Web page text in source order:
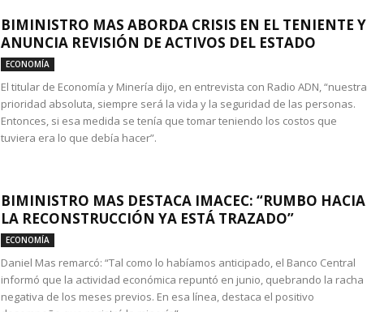
BIMINISTRO MAS ABORDA CRISIS EN EL TENIENTE Y
ANUNCIA REVISIÓN DE ACTIVOS DEL ESTADO
ECONOMÍA
El titular de Economía y Minería dijo, en entrevista con Radio ADN, “nuestra
prioridad absoluta, siempre será la vida y la seguridad de las personas.
Entonces, si esa medida se tenía que tomar teniendo los costos que
tuviera era lo que debía hacer”.
BIMINISTRO MAS DESTACA IMACEC: “RUMBO HACIA
LA RECONSTRUCCIÓN YA ESTÁ TRAZADO”
ECONOMÍA
Daniel Mas remarcó: “Tal como lo habíamos anticipado, el Banco Central
informó que la actividad económica repuntó en junio, quebrando la racha
negativa de los meses previos. En esa línea, destaca el positivo